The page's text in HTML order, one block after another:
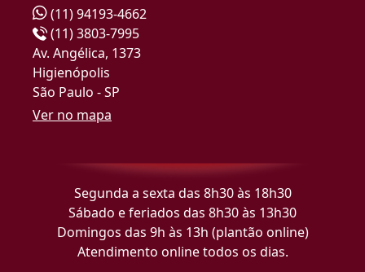
(11) 94193-4662
(11) 3803-7995
Av. Angélica, 1373
Higienópolis
São Paulo - SP
Ver no mapa
Segunda a sexta das 8h30 às 18h30
Sábado e feriados das 8h30 às 13h30
Domingos das 9h às 13h (plantão online)
Atendimento online todos os dias.